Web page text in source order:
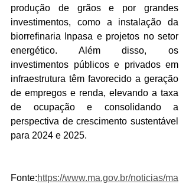
produção de grãos e por grandes
investimentos, como a instalação da
biorrefinaria Inpasa e projetos no setor
energético. Além disso, os
investimentos públicos e privados em
infraestrutura têm favorecido a geração
de empregos e renda, elevando a taxa
de ocupação e consolidando a
perspectiva de crescimento sustentável
para 2024 e 2025.
Fonte:https://www.ma.gov.br/noticias/ma